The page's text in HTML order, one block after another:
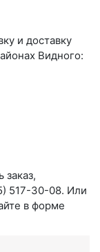
и доставку
Видного:
заказ,
517-30-08. Или
в форме